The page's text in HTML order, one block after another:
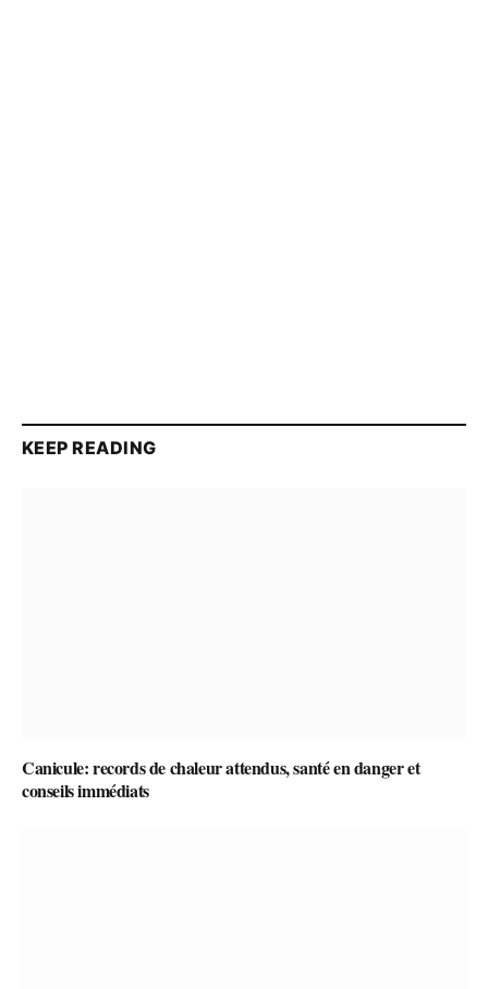
KEEP READING
Canicule: records de chaleur attendus, santé en danger et
conseils immédiats